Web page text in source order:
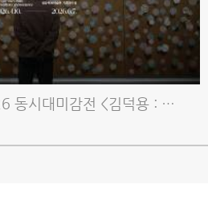
[온라인 전시] 2026 동시대미감전 <김덕용 : 빛과 결, 自生之美>